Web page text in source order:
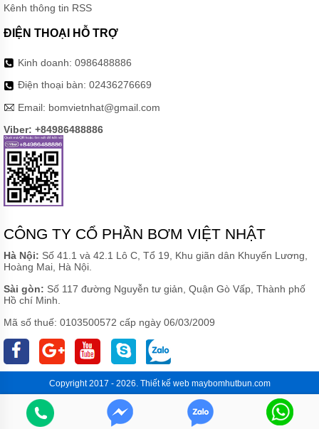
Kênh thông tin RSS
ĐIỆN THOẠI HỖ TRỢ
Kinh doanh: 0986488886
Điện thoại bàn: 02436276669
Email: bomvietnhat@gmail.com
Viber: +84986488886
CÔNG TY CỔ PHẦN BƠM VIỆT NHẬT
Hà Nội: Số 41.1 và 42.1 Lô C, Tổ 19, Khu giãn dân Khuyến Lương,
Hoàng Mai, Hà Nội.
Sài gòn: Số 117 đường Nguyễn tư giản, Quận Gò Vấp, Thành phố
Hồ chí Minh.
Mã số thuế: 0103500572 cấp ngày 06/03/2009
Copyright 2017 - 2026. Thiết kế webmaybomhutbun.com